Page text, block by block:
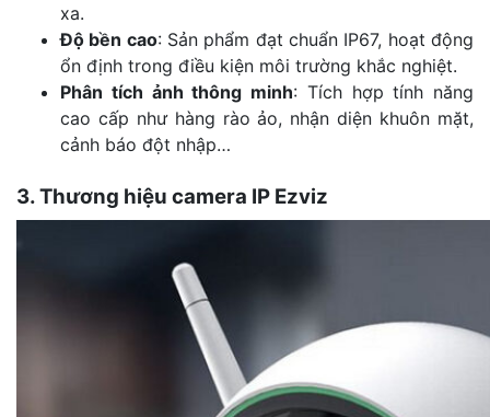
xa.
Độ bền cao: Sản phẩm đạt chuẩn IP67, hoạt động
ổn định trong điều kiện môi trường khắc nghiệt.
Phân tích ảnh thông minh: Tích hợp tính năng
cao cấp như hàng rào ảo, nhận diện khuôn mặt,
cảnh báo đột nhập…
3. Thương hiệu camera IP Ezviz